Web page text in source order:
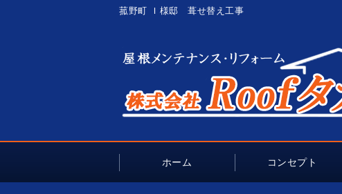
菰野町 Ｉ様邸 葺せ替え工事
ホーム コンセプト